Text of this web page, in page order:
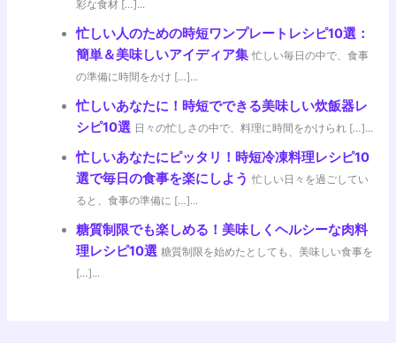
彩な食材 […]...
忙しい人のための時短ワンプレートレシピ10選：
簡単＆美味しいアイディア集 忙しい毎日の中で、食事
の準備に時間をかけ […]...
忙しいあなたに！時短でできる美味しい炊飯器レ
シピ10選 日々の忙しさの中で、料理に時間をかけられ […]...
忙しいあなたにピッタリ！時短冷凍料理レシピ10
選で毎日の食事を楽にしよう 忙しい日々を過ごしてい
ると、食事の準備に […]...
糖質制限でも楽しめる！美味しくヘルシーな肉料
理レシピ10選 糖質制限を始めたとしても、美味しい食事を
[…]...